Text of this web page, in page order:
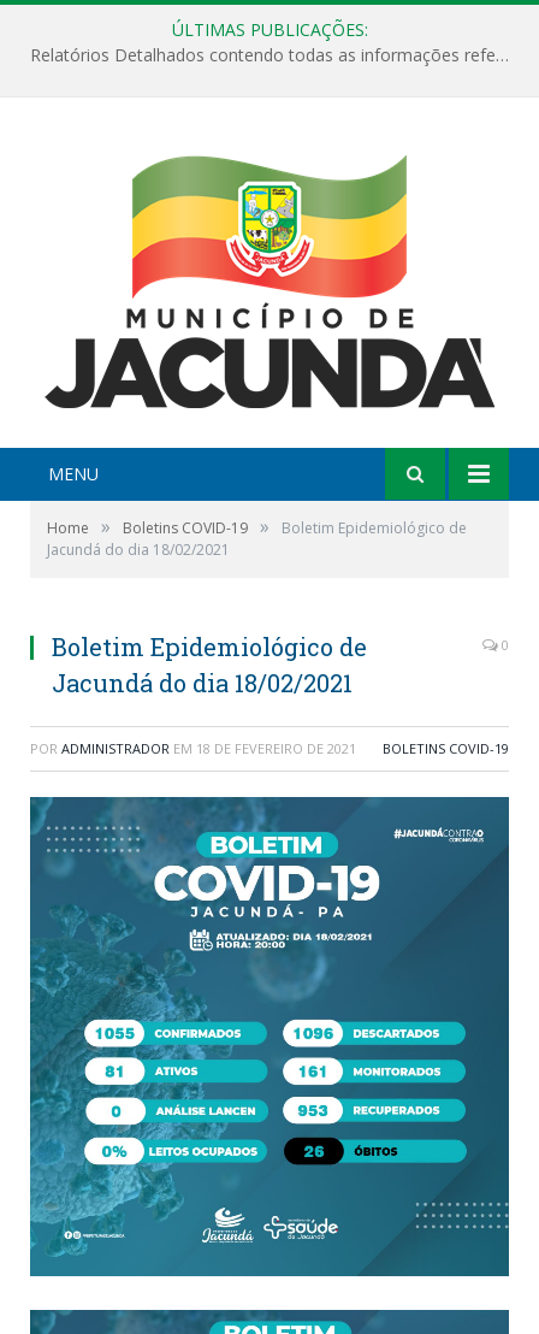
ÚLTIMAS PUBLICAÇÕES:
Relatórios Detalhados contendo todas as informações referentes a execução de recursos destinados ao fomento de projetos culturais no Município de Jacundá entre os anos de 2022 ao presente ano de 2026.
MENU
Home » Boletins COVID-19 »
Boletim Epidemiológico de
Jacundá do dia 18/02/2021
Boletim Epidemiológico de
Jacundá do dia 18/02/2021
0
POR ADMINISTRADOR EM 18 DE FEVEREIRO DE 2021 BOLETINS COVID-19